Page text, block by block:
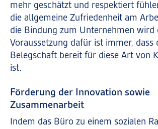
mehr geschätzt und respektiert
die allgemeine Zufriedenheit am
die Bindung zum Unternehmen wird
Voraussetzung dafür ist immer, dass
Belegschaft bereit für diese Art von
ist.
Förderung der Innovation sowie
Zusammenarbeit
Indem das Büro zu einem sozialen